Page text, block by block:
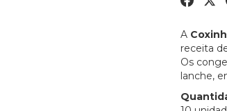
A
receita
Os
lanche,